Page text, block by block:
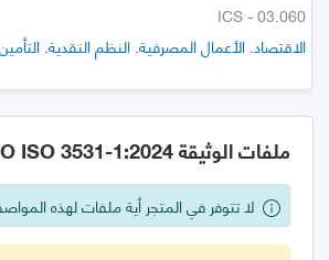
ICS - 03.060
الاقتصاد. الأعمال المصرفية. النظم النقدية. التأمين
ملفات الوثيقة GSO ISO 3531-1:2024
لا تتوفر في المتجر أية ملفات لهذه